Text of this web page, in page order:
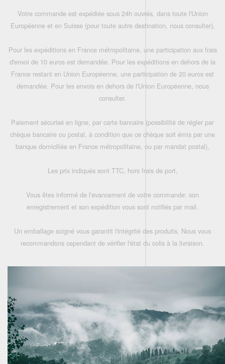
Votre commande est expédiée sous 24h ouvrés, dans toute l'Union
Européenne et en Suisse (pour toute autre destination, nous consulter),
Pour les expéditions en France métropolitaine, une participation aux frais
d'envoi de 10 euros est demandée. Pour les expéditions en dehors de la
France restant en Union Européenne, une participation de 20 euros est
demandée. Pour les envois en dehors de l'Union Européenne, nous
consulter.
Paiement sécurisé en ligne, par carte bancaire (possibilité de régler par
chèque bancaire ou postal, à condition que ce chèque soit émis par une
banque domiciliée en France métropolitaine, ou par mandat postal),
Les prix indiqués sont TTC, hors frais de port,
Vous êtes informé de l'avancement de votre commande: son
enregistrement et son expédition vous sont notifiés par mail.
Un emballage soigné vous garantit l'intégrité des produits. Nous vous
recommandons cependant de vérifier l'état du colis à la livraison.